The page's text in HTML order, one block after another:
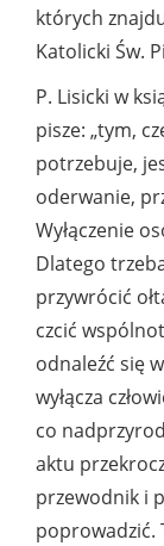
których
Katolicki Św.
P. Lisicki w
pisze: „tym,
potrzebuje,
oderwanie,
Wyłączenie
Dlatego
przywrócić
czcić
odnaleźć się
wyłącza
co
aktu
przewodnik i
poprowadzić.